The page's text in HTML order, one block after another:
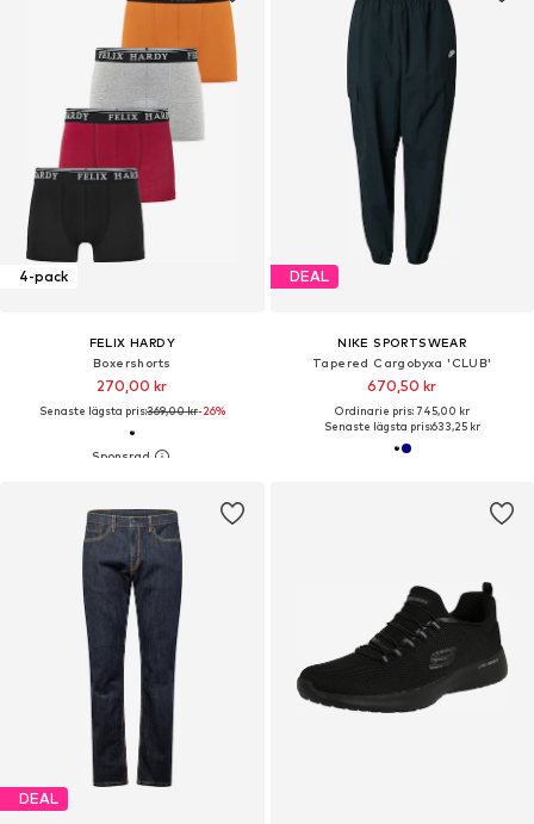
4-pack
FELIX HARDY
Boxershorts
270,00 kr
Senaste lägsta pris:369,00 kr-26%
DEAL
NIKE SPORTSWEAR
Tapered Cargobyxa 'CLUB'
670,50 kr
Ordinarie pris: 745,00 kr
Senaste lägsta pris:633,25 kr
DEAL